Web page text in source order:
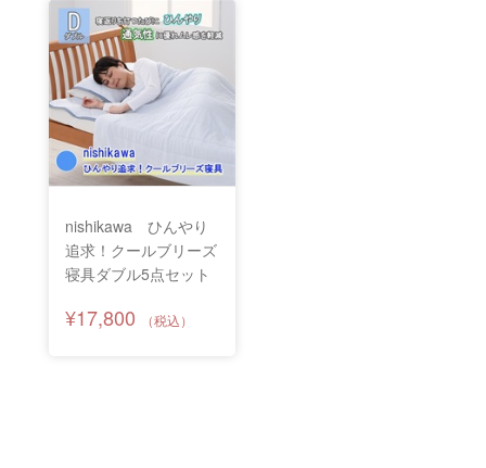
nishikawa ひんやり
追求！クールブリーズ
寝具ダブル5点セット
¥17,800